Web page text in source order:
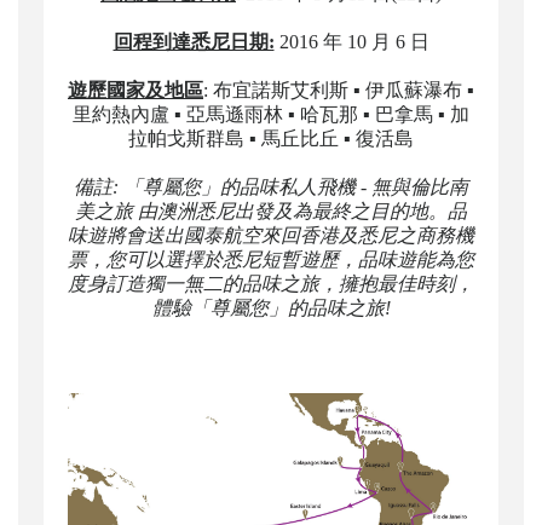
回程到達悉尼日期: 2016 年 10 月 6 日
遊歷國家及地區: 布宜諾斯艾利斯 ▪ 伊瓜蘇瀑布 ▪
里約熱內盧 ▪ 亞馬遜雨林 ▪ 哈瓦那 ▪ 巴拿馬 ▪ 加
拉帕戈斯群島 ▪ 馬丘比丘 ▪ 復活島
備註: 「尊屬您」的品味私人飛機 - 無與倫比南
美之旅 由澳洲悉尼出發及為最終之目的地。品
味遊將會送出國泰航空來回香港及悉尼之商務機
票，您可以選擇於悉尼短暫遊歷，品味遊能為您
度身訂造獨一無二的品味之旅，擁抱最佳時刻，
體驗「尊屬您」的品味之旅!